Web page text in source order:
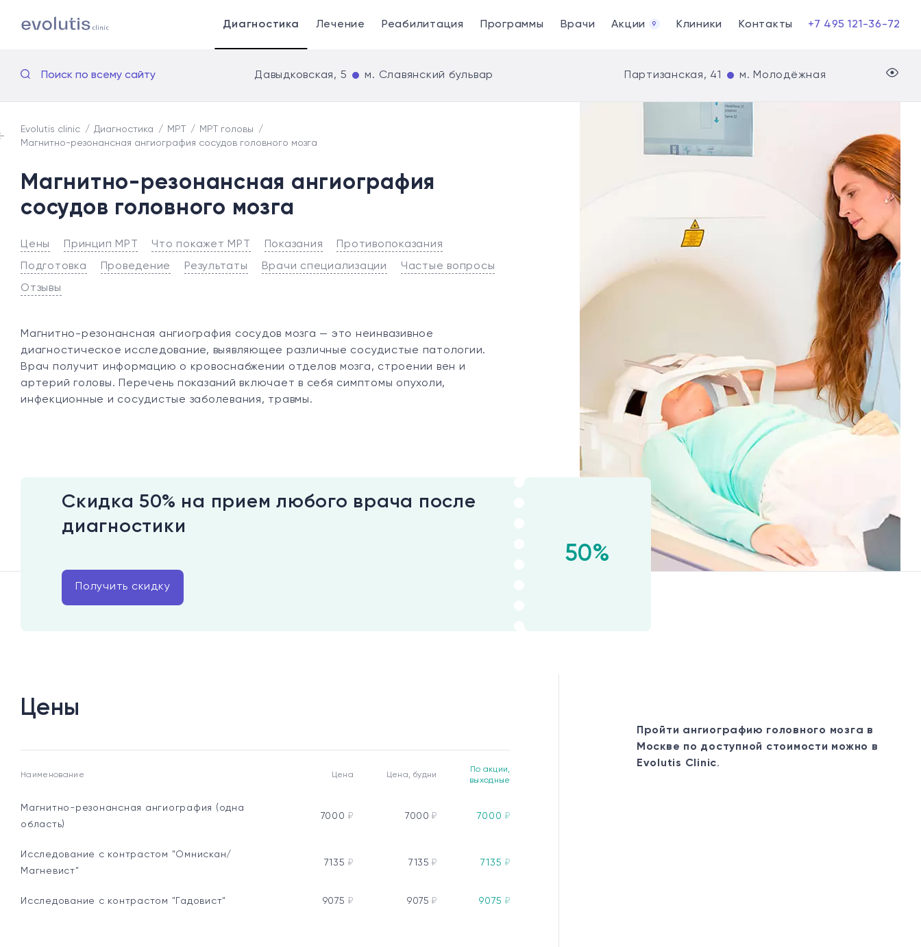
Диагностика Лечение Реабилитация Программы Врачи Акции 9 Клиники Контакты +7 495 121-36-72
Поиск по всему сайту Давыдковская, 5 м. Славянский бульвар Партизанская, 41 м. Молодёжная
Evolutis clinic Диагностика МРТ
МРТ головы
Магнитно-резонансная ангиография сосудов головного мозга
Магнитно-резонансная ангиография
сосудов головного мозга
Цены Принцип МРТ Что покажет МРТ Показания
Противопоказания
Подготовка
Проведение Результаты Врачи специализации
Частые вопросы
Отзывы
Магнитно-резонансная ангиография сосудов мозга — это неинвазивное
диагностическое исследование, выявляющее различные сосудистые патологии.
Врач получит информацию о кровоснабжении отделов мозга, строении вен и
артерий головы. Перечень показаний включает в себя симптомы опухоли,
инфекционные и сосудистые заболевания, травмы.
Скидка 50% на прием любого врача после
диагностики
Получить скидку
50%
Цены
Наименование Цена Цена, будни
По акции,
выходные
Магнитно-резонансная ангиография (одна
область)
7000 ₽ 7000 ₽ 7000 ₽
Исследование с контрастом "Омнискан/
Магневист"
7135 ₽ 7135 ₽ 7135 ₽
Исследование с контрастом "Гадовист" 9075 ₽ 9075 ₽ 9075 ₽
Пройти ангиографию головного мозга в
Москве по доступной стоимости можно в
Evolutis Clinic.